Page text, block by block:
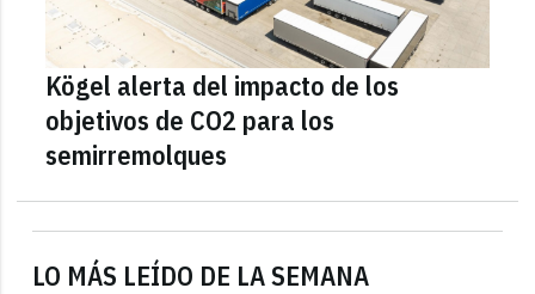
LO MÁS LEÍDO DE LA SEMANA
Kögel alerta del impacto de los
objetivos de CO2 para los
semirremolques